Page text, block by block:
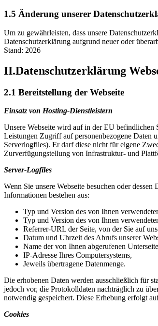
1.5 Änderung unserer
Um zu gewährleisten, dass unsere
Datenschutzerklärung aufgrund neuer oder
Stand: 2026
II.Datenschutzerklärung
2.1 Bereitstellung der Webseite
Einsatz von Hosting-Dienstleistern
Unsere Webseite wird auf in der EU befindlichen
Leistungen Zugriff auf personenbezogene Daten
Serverlogfiles). Er darf diese nicht für eigene
Zurverfügungstellung von Infrastruktur- und
Server-Logfiles
Wenn Sie unsere Webseite besuchen oder
Informationen bestehen aus:
Typ und Version des von Ihnen
Typ und Version des von Ihnen
Referrer-URL der Seite, von der Sie auf
Datum und Uhrzeit des Abrufs unserer
Name der von Ihnen abgerufenen
IP-Adresse Ihres Computersystems,
Jeweils übertragene Datenmenge.
Die erhobenen Daten werden ausschließlich für
jedoch vor, die Protokolldaten nachträglich zu
notwendig gespeichert. Diese Erhebung erfolgt
Cookies